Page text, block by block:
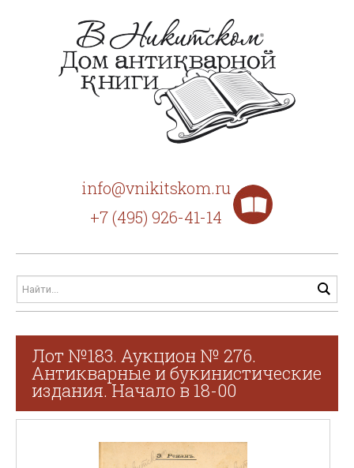
info@vnikitskom.ru
+7 (495) 926-41-14
Лот №183. Аукцион № 276.
Антикварные и букинистические
издания. Начало в 18-00